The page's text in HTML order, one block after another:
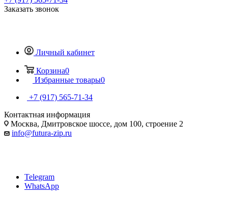
Заказать звонок
Личный кабинет
Корзина0
Избранные товары0
+7 (917) 565-71-34
Контактная информация
Москва, Дмитровское шоссе, дом 100, строение 2
info@futura-zip.ru
Telegram
WhatsApp